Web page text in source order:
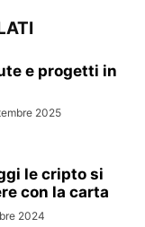
e progetti in
2025
le cripto si
con la carta
2024